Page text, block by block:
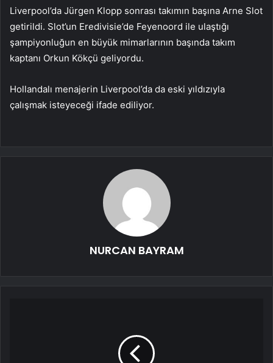
Liverpool’da Jürgen Klopp sonrası takımın başına Arne Slot
getirildi. Slot’un Eredivisie’de Feyenoord ile ulaştığı
şampiyonluğun en büyük mimarlarının başında takım
kaptanı Orkun Kökçü geliyordu.
Hollandalı menajerin Liverpool’da da eski yıldızıyla
çalışmak isteyeceği ifade ediliyor.
NURCAN BAYRAM